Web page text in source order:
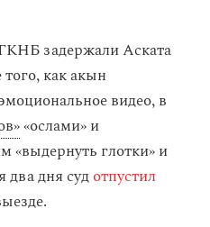
задержали Аската
как акын
видео, в
«ослами» и
«выдернуть глотки» и
два дня судотпустил